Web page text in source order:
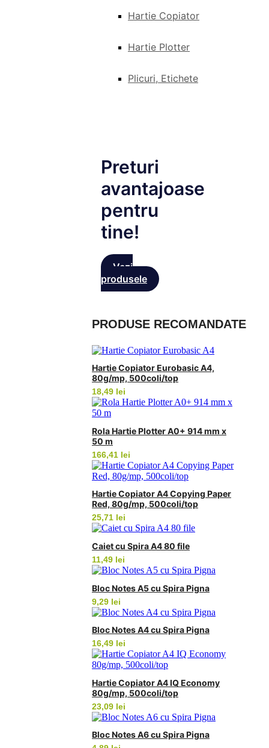
Hartie Copiator
Hartie Plotter
Plicuri, Etichete
Preturi
avantajoase
pentru
tine!
Vezi
produsele
PRODUSE RECOMANDATE
Hartie Copiator Eurobasic A4,
80g/mp, 500coli/top
18,49 lei
Rola Hartie Plotter A0+ 914 mm x
50 m
166,41 lei
Hartie Copiator A4 Copying Paper
Red, 80g/mp, 500coli/top
25,71 lei
Caiet cu Spira A4 80 file
11,49 lei
Bloc Notes A5 cu Spira Pigna
9,29 lei
Bloc Notes A4 cu Spira Pigna
16,49 lei
Hartie Copiator A4 IQ Economy
80g/mp, 500coli/top
23,09 lei
Bloc Notes A6 cu Spira Pigna